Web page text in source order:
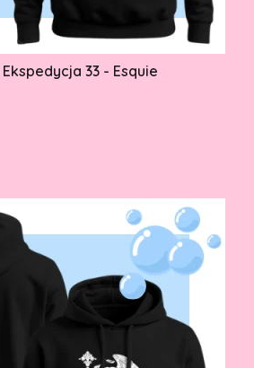
Ekspedycja 33 - Esquie